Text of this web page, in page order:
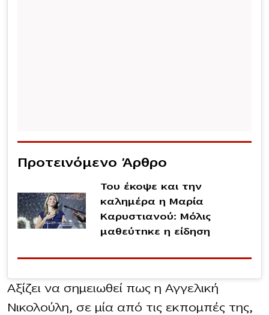
Προτεινόμενο Άρθρο
Του έκοψε και την
καλημέρα η Μαρία
Καρυστιανού: Μόλις
μαθεύτnκε η είδηση
Αξίζει να σημειωθεί πως η Αγγελική
Νικολούλη, σε μία από τις εκπομπές της,